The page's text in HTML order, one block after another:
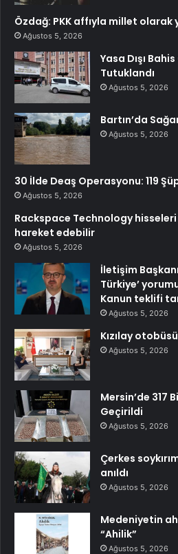
Özdağ: PKK affıyla millet olarak
Ağustos 5, 2026
Yasa Dışı
Tutuklandı
Ağustos 5, 2026
Bartın’da
Ağustos 5, 2026
30 İlde Deaş Operasyonu: 119
Ağustos 5, 2026
Rackspace Technology hisseleri
hareket edebilir
Ağustos 5, 2026
İletişim
Türkiye’
Kanun teklifi
Ağustos 5, 2026
Kızılay
Ağustos 5, 2026
Mersin’de 317
Geçirildi
Ağustos 5, 2026
Çerkes
anıldı
Ağustos 5, 2026
Medeniyetin
“Ahilik”
Ağustos 5, 2026